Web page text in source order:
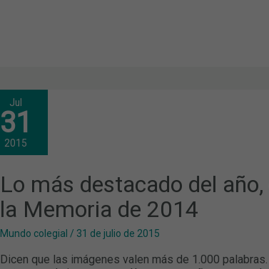
Jul
31
2015
Lo más destacado del año,
la Memoria de 2014
Mundo colegial / 31 de julio de 2015
Dicen que las imágenes valen más de 1.000 palabras.
LO
MÁS
DESTACADO
DEL
AÑO,
MEMORIA
2014